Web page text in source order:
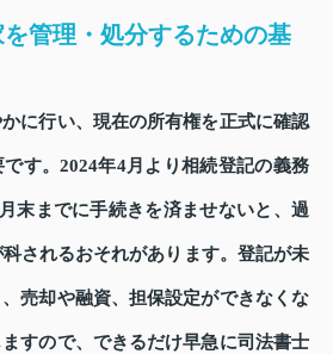
管理・処分するための基
に行い、現在の所有権を正式に確認
す。2024年4月より相続登記の義務
末までに手続きを済ませないと、過
されるおそれがあります。登記が未
売却や融資、担保設定ができなくな
すので、できるだけ早急に司法書士